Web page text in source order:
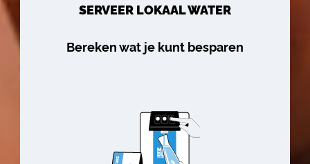
SERVEER LOKAAL WATER
Bereken wat je kunt besparen